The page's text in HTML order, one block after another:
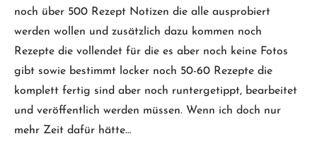
noch über 500 Rezept Notizen die alle ausprobiert
werden wollen und zusätzlich dazu kommen noch
Rezepte die vollendet für die es aber noch keine Fotos
gibt sowie bestimmt locker noch 50-60 Rezepte die
komplett fertig sind aber noch runtergetippt, bearbeitet
und veröffentlich werden müssen. Wenn ich doch nur
mehr Zeit dafür hätte…